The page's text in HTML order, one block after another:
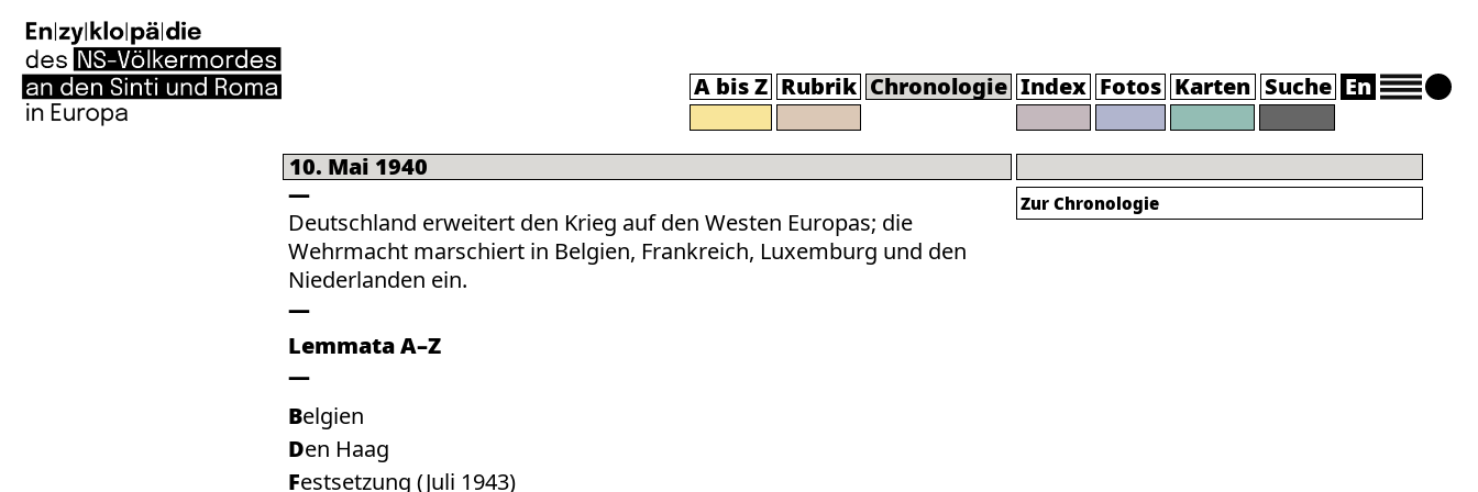
A bis Z Rubrik Chronologie Index Fotos Karten Suche En
10. Mai 1940
Deutschland erweitert den Krieg auf den Westen Europas; die
Wehrmacht marschiert in Belgien, Frankreich, Luxemburg und den
Niederlanden ein.
Lemmata A–Z
Belgien
Den Haag
Festsetzung (Juli 1943)
Zur Chronologie